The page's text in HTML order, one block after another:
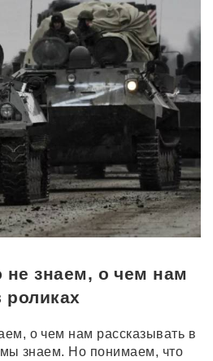
знаем, о чем нам
роликах
о чем нам рассказывать в
знаем. Но понимаем, что